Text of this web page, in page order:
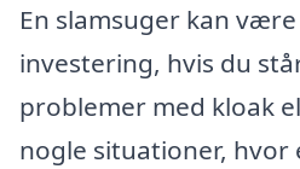
En slamsuger kan
investering, hvis du
problemer med kloak
nogle situationer, hvor